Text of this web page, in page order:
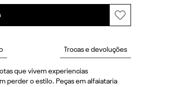
Trocas e devoluções
que vivem experiencias
perder o estilo. Peças em alfaiataria